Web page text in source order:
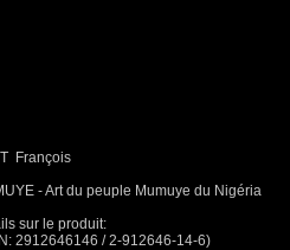
François
- Art du peuple Mumuye du Nigéria
sur le produit:
2912646146 / 2-912646-14-6)